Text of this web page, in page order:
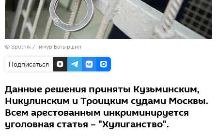
© Sputnik / Тимур Батыршин
Подписаться
Данные решения приняты Кузьминским,
Никулинским и Троицким судами Москвы.
Всем арестованным инкриминируется
уголовная статья – "Хулиганство".